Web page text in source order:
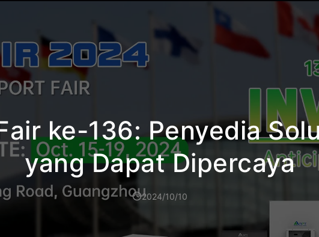
ke-136: Penyedia
yang Dapat Dipercaya
2024/10/10